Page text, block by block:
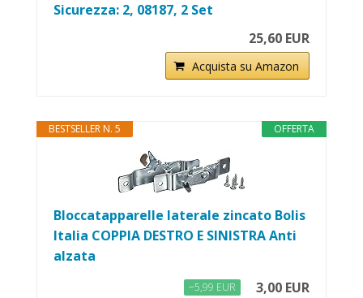
Sicurezza: 2, 08187, 2 Set
25,60 EUR
Acquista su Amazon
OFFERTA
BESTSELLER N. 5
Bloccatapparelle laterale zincato Bolis
Italia COPPIA DESTRO E SINISTRA Anti
alzata
−5,99 EUR 3,00 EUR